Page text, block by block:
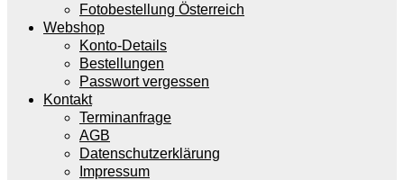
Fotobestellung Österreich
Webshop
Konto-Details
Bestellungen
Passwort vergessen
Kontakt
Terminanfrage
AGB
Datenschutzerklärung
Impressum